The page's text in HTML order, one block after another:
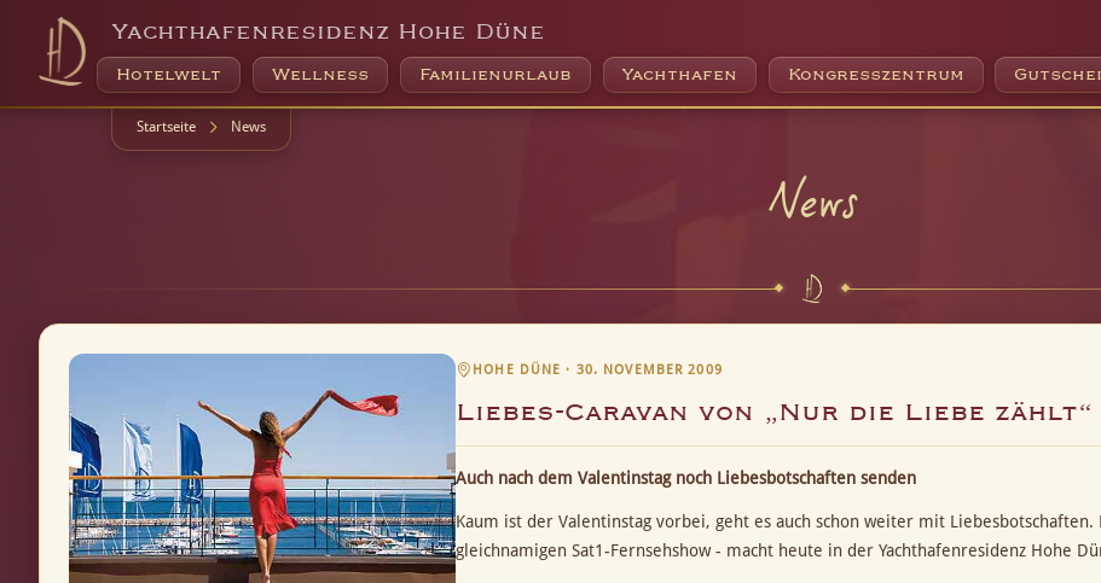
Yachthafenresidenz Hohe Düne
Hotelwelt Wellness Familienurlaub Yachthafen Kongresszentrum
Startseite News
News
HOHE DÜNE · 30. NOVEMBER 2009
Liebes-Caravan von „Nur die Liebe
Auch nach dem Valentinstag noch Liebesbotschaften senden
Kaum ist der Valentinstag vorbei, geht es auch schon weiter mit
gleichnamigen Sat1-Fernsehshow - macht heute in der Yachthafenresidenz Hohe